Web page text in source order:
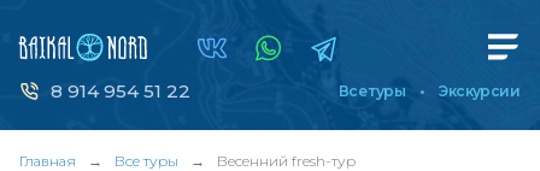
8 914 954 51 22 Все туры Экскурсии
Главная → Все туры → Весенний fresh-тур